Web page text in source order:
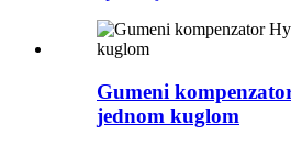
Gumeni
jednom kuglom